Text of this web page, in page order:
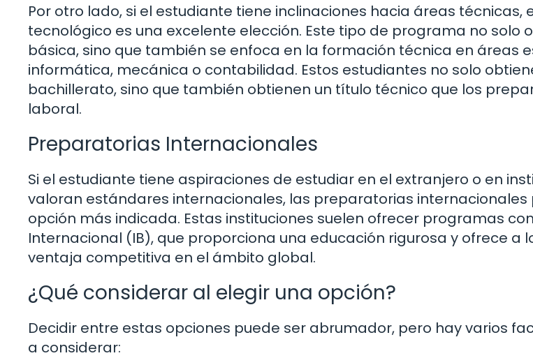
Por otro lado, si el estudiante tiene inclinaciones hacia áreas técnicas,
tecnológico es una excelente elección. Este tipo de programa no solo
básica, sino que también se enfoca en la formación técnica en áreas
informática, mecánica o contabilidad. Estos estudiantes no solo
bachillerato, sino que también obtienen un título técnico que los
laboral.
Preparatorias Internacionales
Si el estudiante tiene aspiraciones de estudiar en el extranjero o en
valoran estándares internacionales, las preparatorias internacionales
opción más indicada. Estas instituciones suelen ofrecer programas
Internacional (IB), que proporciona una educación rigurosa y ofrece a
ventaja competitiva en el ámbito global.
¿Qué considerar al elegir una opción?
Decidir entre estas opciones puede ser abrumador, pero hay varios
a considerar: